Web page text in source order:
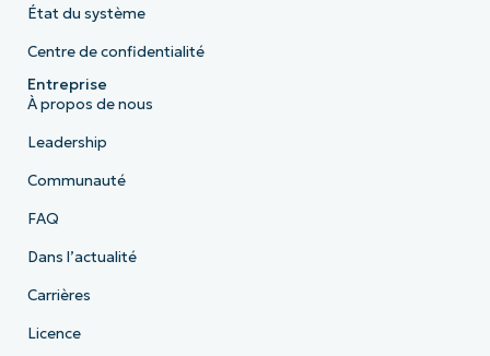
État du système
Centre de confidentialité
Entreprise
À propos de nous
Leadership
Communauté
FAQ
Dans l’actualité
Carrières
Licence